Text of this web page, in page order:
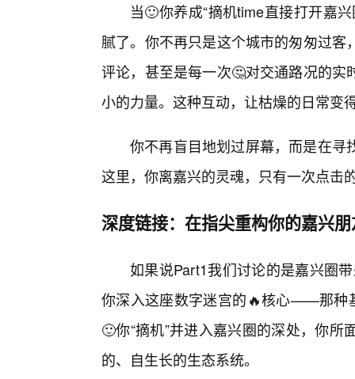
当🙂你养成“摘机time直接打开嘉
腻了。你不再只是这个城市的匆匆过
评论，甚至是每一次🤔对交通路况的
小的力量。这种互动，让枯燥的日常变
你不再盲目地划过屏幕，而是在寻
这里，你离嘉兴的灵魂，只有一次点击
深度链接：在指尖重构你的嘉兴
如果说Part1我们讨论的是嘉兴圈
你深入这座数字迷宫的🔥核心——那种
🙂你“摘机”并进入嘉兴圈的深处，你
的、自生长的生态系统。